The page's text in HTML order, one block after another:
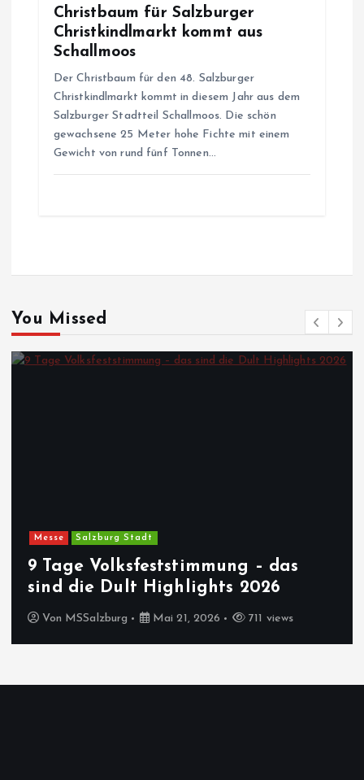
Christbaum für Salzburger
Christkindlmarkt kommt aus
Schallmoos
Der Christbaum für den 48. Salzburger
Christkindlmarkt kommt in diesem Jahr aus dem
Salzburger Stadtteil Schallmoos. Die schön
gewachsene 25 Meter hohe Fichte mit einem
Gewicht von rund fünf Tonnen…
You Missed
Messe Salzburg Stadt
9 Tage Volksfeststimmung – das
sind die Dult Highlights 2026
Von MSSalzburg Mai 21, 2026 711 views